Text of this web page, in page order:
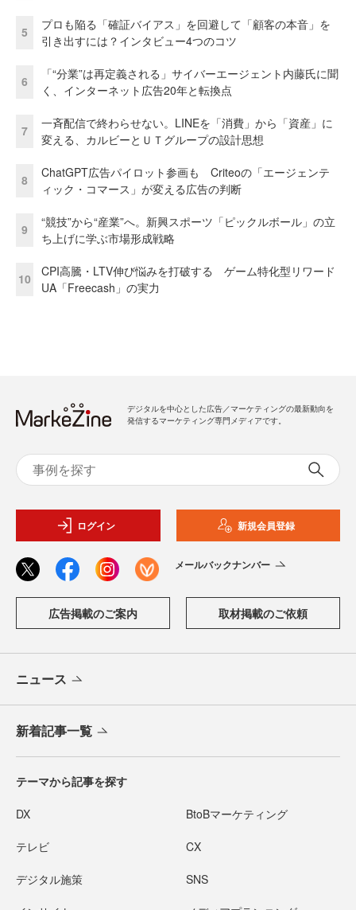
5
プロも陥る「確証バイアス」を回避して「顧客の本音」を
引き出すには？インタビュー4つのコツ
6
「“分業”は再定義される」サイバーエージェント内藤氏に聞
く、インターネット広告20年と転換点
7
一斉配信で終わらせない。LINEを「消費」から「資産」に
変える、カルビーとＵＴグループの設計思想
8
ChatGPT広告パイロット参画も Criteoの「エージェンテ
ィック・コマース」が変える広告の判断
9
“競技”から“産業”へ。新興スポーツ「ピックルボール」の立
ち上げに学ぶ市場形成戦略
10
CPI高騰・LTV伸び悩みを打破する ゲーム特化型リワード
UA「Freecash」の実力
デジタルを中心とした広告／マーケティングの最新動向を
発信するマーケティング専門メディアです。
ログイン 新規会員登録
メールバックナンバー
広告掲載のご案内 取材掲載のご依頼
ニュース
新着記事一覧
テーマから記事を探す
DX BtoBマーケティング
テレビ CX
デジタル施策 SNS